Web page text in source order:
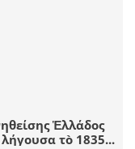
Ἑλλάδος
τὸ 1835...